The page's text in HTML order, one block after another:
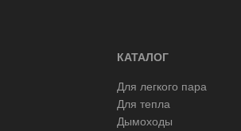
КАТАЛОГ
Для легкого пара
Для тепла
Дымоходы